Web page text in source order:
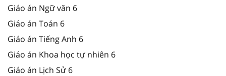
Giáo án Ngữ văn 6
Giáo án Toán 6
Giáo án Tiếng Anh 6
Giáo án Khoa học tự nhiên 6
Giáo án Lịch Sử 6